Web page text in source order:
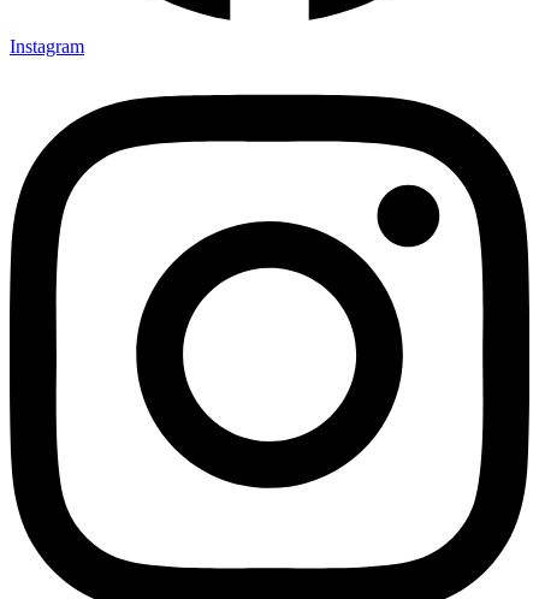
Instagram